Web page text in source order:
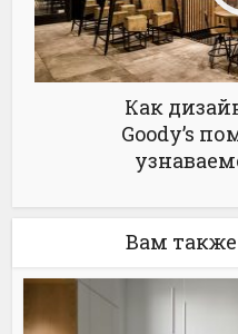
Как
Goody’s
Вам